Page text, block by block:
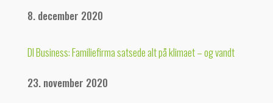
8. december 2020
DI Business: Familiefirma satsede alt på klimaet – og vandt
23. november 2020